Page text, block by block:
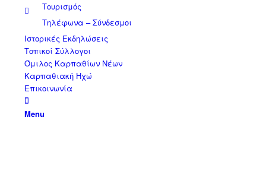
Τουρισμός
Τηλέφωνα – Σύνδεσμοι
Ιστορικές Εκδηλώσεις
Τοπικοί Σύλλογοι
Όμιλος Καρπαθίων Νέων
Καρπαθιακή Ηχώ
Επικοινωνία
Menu